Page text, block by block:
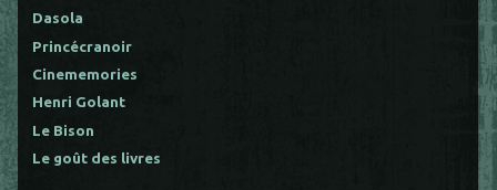
Dasola
Princécranoir
Cinememories
Henri Golant
Le Bison
Le goût des livres